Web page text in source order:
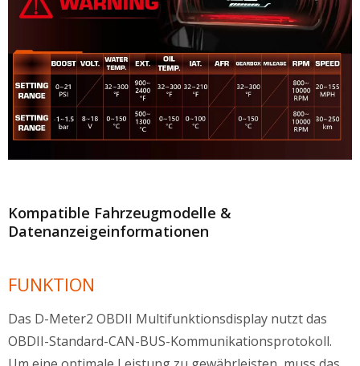
Kompatible Fahrzeugmodelle &
Datenanzeigeinformationen
FUNKTION
Das D-Meter2 OBDII Multifunktionsdisplay nutzt das
OBDII-Standard-CAN-BUS-Kommunikationsprotokoll.